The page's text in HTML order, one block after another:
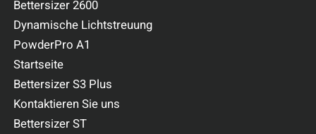
Bettersizer 2600
Dynamische Lichtstreuung
PowderPro A1
Startseite
Bettersizer S3 Plus
Kontaktieren Sie uns
Bettersizer ST